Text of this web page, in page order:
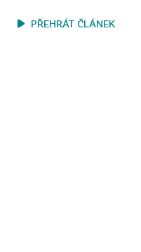
PŘEHRÁT ČLÁNEK